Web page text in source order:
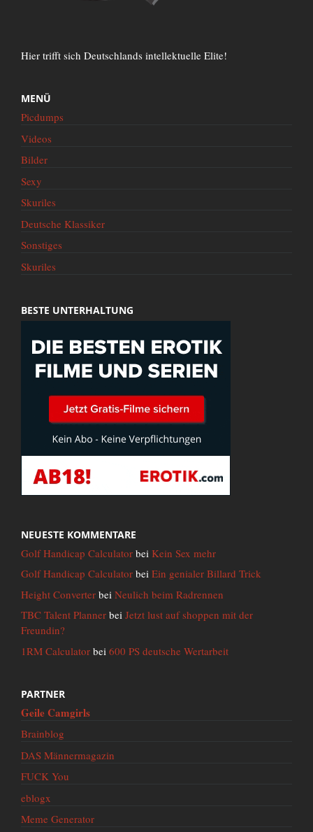
Hier trifft sich Deutschlands intellektuelle Elite!
MENÜ
Picdumps
Videos
Bilder
Sexy
Skuriles
Deutsche Klassiker
Sonstiges
Skuriles
BESTE UNTERHALTUNG
NEUESTE KOMMENTARE
Golf Handicap Calculator bei Kein Sex mehr
Golf Handicap Calculator bei Ein genialer Billard Trick
Height Converter bei Neulich beim Radrennen
TBC Talent Planner bei Jetzt lust auf shoppen mit der
Freundin?
1RM Calculator bei 600 PS deutsche Wertarbeit
PARTNER
Geile Camgirls
Brainblog
DAS Männermagazin
FUCK You
eblogx
Meme Generator